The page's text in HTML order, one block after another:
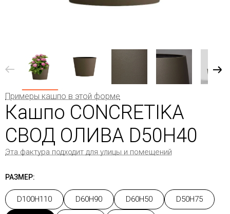
Примеры кашпо в этой форме
Кашпо CONCRETIKA
СВОД ОЛИВА D50H40
Эта фактура подходит для улицы и помещений
РАЗМЕР:
D100H110 D60H90 D60H50 D50H75